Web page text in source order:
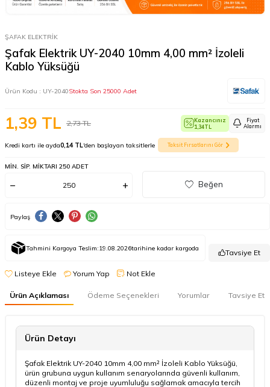
ŞAFAK ELEKTRİK
Şafak Elektrik UY-2040 10mm 4,00 mm² İzoleli
Kablo Yüksüğü
Ürün Kodu : UY-2040Stokta Son 25000 Adet
2,73TL
1,39 TL
Kazancınız
1,34TL
Fiyat
Alarmı
Kredi kartı ile ayda0,14 TL'den başlayan taksitlerle Taksit Fırsatlarını Gör
MIN. SIP. MIKTARI 250 ADET
Beğen
Paylaş
Tahmini Kargoya Teslim:19.08.2026tarihine kadar kargoda Tavsiye Et
Listeye Ekle Yorum Yap Not Ekle
Ürün Açıklaması Ödeme Seçenekleri Yorumlar Tavsiye Et
Ürün Detayı
Şafak Elektrik UY-2040 10mm 4,00 mm² İzoleli Kablo Yüksüğü,
ürün grubuna uygun kullanım senaryolarında güvenli kullanım,
düzenli montaj ve proje uyumluluğu sağlamak amacıyla tercih